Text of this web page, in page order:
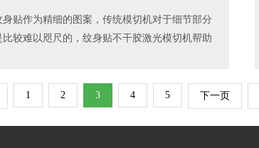
身贴作为精细的图案，传统模切机对于细节部分
比较难以咫尺的，纹身贴不干胶激光模切机帮助
1 2 3 4 5 下一页